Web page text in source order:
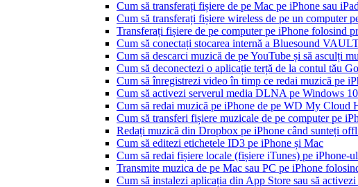
Cum să transferați fișiere de pe Mac pe iPhone sau
Cum să transferați fișiere wireless de pe un computer
Transferați fișiere de pe computer pe iPhone folosind
Cum să conectați stocarea internă a Bluesound
Cum să descarci muzică de pe YouTube și să asculți
Cum să deconectezi o aplicație terță de la contul tău
Cum să înregistrezi video în timp ce redai muzică pe
Cum să activezi serverul media DLNA pe Windows
Cum să redai muzică pe iPhone de pe WD My Cloud
Cum să transferi fișiere muzicale de pe computer pe
Redați muzică din Dropbox pe iPhone când sunteți
Cum să editezi etichetele ID3 pe iPhone și Mac
Cum să redai fișiere locale (fișiere iTunes) pe iPhone-
Transmite muzica de pe Mac sau PC pe iPhone
Cum să instalezi aplicația din App Store sau să